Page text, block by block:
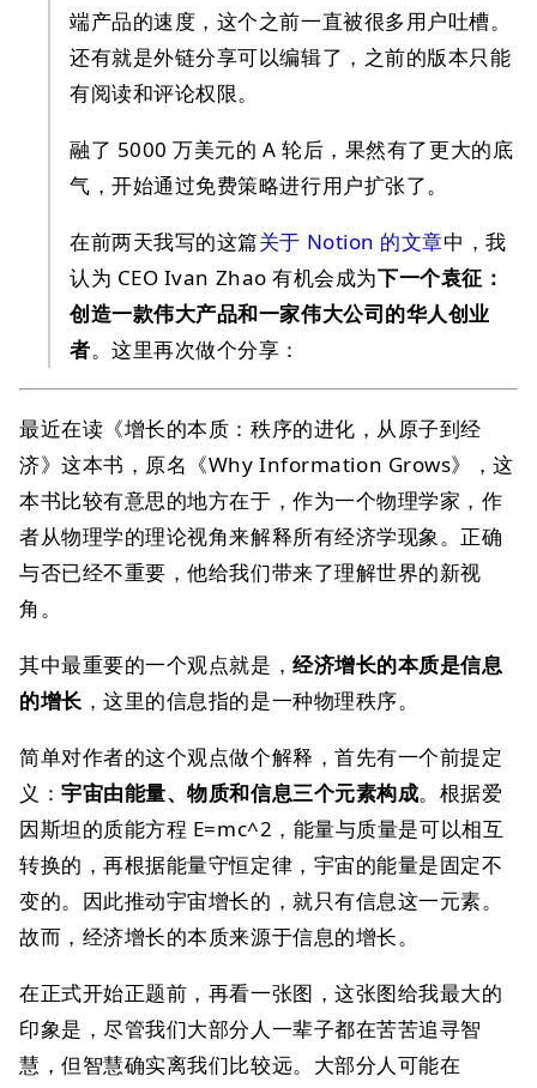
端产品的速度，这个之前一直被很多用户吐槽。
还有就是外链分享可以编辑了，之前的版本只能
有阅读和评论权限。
融了 5000 万美元的 A 轮后，果然有了更大的底
气，开始通过免费策略进行用户扩张了。
在前两天我写的这篇关于 Notion 的文章中，我
认为 CEO Ivan Zhao 有机会成为下一个袁征：
创造一款伟大产品和一家伟大公司的华人创业
者。这里再次做个分享：
最近在读《增长的本质：秩序的进化，从原子到经
济》这本书，原名《Why Information Grows》，这
本书比较有意思的地方在于，作为一个物理学家，作
者从物理学的理论视角来解释所有经济学现象。正确
与否已经不重要，他给我们带来了理解世界的新视
角。
其中最重要的一个观点就是，经济增长的本质是信息
的增长 ，这里的信息指的是一种物理秩序。
简单对作者的这个观点做个解释，首先有一个前提定
义：宇宙由能量、物质和信息三个元素构成。根据爱
因斯坦的质能方程 E=mc^2，能量与质量是可以相互
转换的，再根据能量守恒定律，宇宙的能量是固定不
变的。因此推动宇宙增长的，就只有信息这一元素。
故而，经济增长的本质来源于信息的增长。
在正式开始正题前，再看一张图，这张图给我最大的
印象是，尽管我们大部分人一辈子都在苦苦追寻智
慧，但智慧确实离我们比较远。大部分人可能在